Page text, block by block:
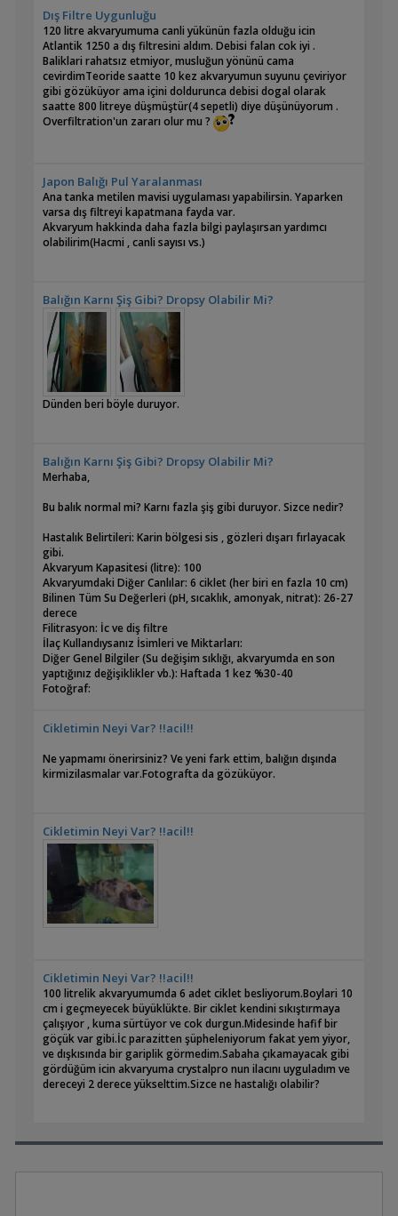
Dış Filtre Uygunluğu
120 litre akvaryumuma canli yükünün fazla olduğu icin
Atlantik 1250 a dış filtresini aldım. Debisi falan cok iyi .
Baliklari rahatsız etmiyor, musluğun yönünü cama
cevirdimTeoride saatte 10 kez akvaryumun suyunu çeviriyor
gibi gözüküyor ama içini doldurunca debisi dogal olarak
saatte 800 litreye düşmüştür(4 sepetli) diye düşünüyorum .
Overfiltration'un zararı olur mu ?
Japon Balığı Pul Yaralanması
Ana tanka metilen mavisi uygulaması yapabilirsin. Yaparken
varsa dış filtreyi kapatmana fayda var.
Akvaryum hakkinda daha fazla bilgi paylaşırsan yardımcı
olabilirim(Hacmi , canli sayısı vs.)
Balığın Karnı Şiş Gibi? Dropsy Olabilir Mi?
Dünden beri böyle duruyor.
Balığın Karnı Şiş Gibi? Dropsy Olabilir Mi?
Merhaba,
Bu balık normal mi? Karnı fazla şiş gibi duruyor. Sizce nedir?
Hastalık Belirtileri: Karin bölgesi sis , gözleri dışarı fırlayacak
gibi.
Akvaryum Kapasitesi (litre): 100
Akvaryumdaki Diğer Canlılar: 6 ciklet (her biri en fazla 10 cm)
Bilinen Tüm Su Değerleri (pH, sıcaklık, amonyak, nitrat): 26-27
derece
Filitrasyon: İc ve diş filtre
İlaç Kullandıysanız İsimleri ve Miktarları:
Diğer Genel Bilgiler (Su değişim sıklığı, akvaryumda en son
yaptığınız değişiklikler vb.): Haftada 1 kez %30-40
Fotoğraf:
Cikletimin Neyi Var? !!acil!!
Ne yapmamı önerirsiniz? Ve yeni fark ettim, balığın dışında
kirmizilasmalar var.Fotografta da gözüküyor.
Cikletimin Neyi Var? !!acil!!
Cikletimin Neyi Var? !!acil!!
100 litrelik akvaryumumda 6 adet ciklet besliyorum.Boylari 10
cm i geçmeyecek büyüklükte. Bir ciklet kendini sıkıştırmaya
çalışıyor , kuma sürtüyor ve cok durgun.Midesinde hafif bir
göçük var gibi.İc parazitten şüpheleniyorum fakat yem yiyor,
ve dışkısında bir gariplik görmedim.Sabaha çıkamayacak gibi
gördüğüm icin akvaryuma crystalpro nun ilacını uyguladım ve
dereceyi 2 derece yükselttim.Sizce ne hastalığı olabilir?